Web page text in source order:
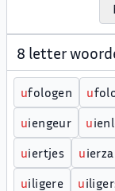
8 letter
ufologen u
uiengeur u
uiertjes u
uiligere u